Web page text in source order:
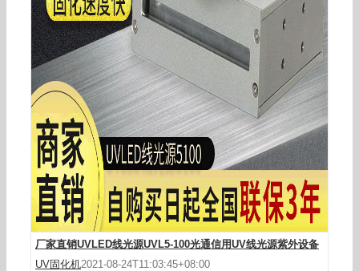
厂家直销UVLED线光源UVL5-100光通信用UV线光源紫外设备
UV固化机2021-08-24T11:03:45+08:00
商家直销UVLED线光源点胶干燥机紫外led光固机
线光导管工业设备